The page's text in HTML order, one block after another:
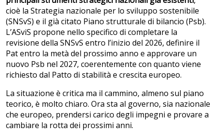
cioè la Strategia nazionale per lo sviluppo sostenibile
(SNSvS) e il già citato Piano strutturale di bilancio (Psb).
L’ASviS propone nello specifico di completare la
revisione della SNSvS entro l’inizio del 2026, definire il
Pat entro la metà del prossimo anno e approvare un
nuovo Psb nel 2027, coerentemente con quanto viene
richiesto dal Patto di stabilità e crescita europeo.
La situazione è critica ma il cammino, almeno sul piano
teorico, è molto chiaro. Ora sta al governo, sia nazionale
che europeo, prendersi carico degli impegni e provare a
cambiare la rotta dei prossimi anni.